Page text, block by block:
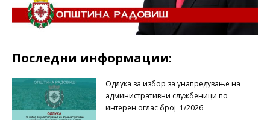
Последни информации:
Одлука за избор за унапредување на
административни службеници по
интерен оглас број 1/2026